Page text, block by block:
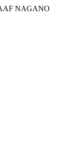
NAGANO